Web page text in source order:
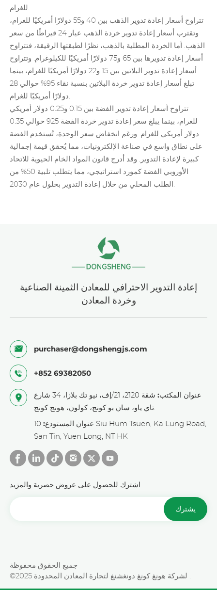
للغرام.
تتراوح أسعار إعادة تدوير الذهب
بين 40 و55 دولارًا أمريكيًا للغرام،
وتقترب أسعار إعادة تدوير خردة الذهب عيار 24 قيراطًا من سعر
الذهب. أما الخردة المطلية بالذهب، نظرًا لطبقتها الرقيقة، فتتراوح
أسعار إعادة تدويرها بين 65 و75 دولارًا أمريكيًا للكيلوغرام. وتتراوح
أسعار
إعادة تدوير البلاتين
بين 15 و22 دولارًا أمريكيًا للغرام، بينما
تبلغ أسعار إعادة تدوير خردة البلاتين بنسبة نقاء 95% حوالي 28
دولارًا أمريكيًا للغرام.
تتراوح أسعار إعادة تدوير الفضة
بين 0.15 و0.25 دولار أمريكي
للغرام، بينما يبلغ سعر إعادة تدوير خردة الفضة 925 حوالي 0.35
دولار أمريكي للغرام. ورغم انخفاض سعر الوحدة، تُستخدم الفضة
على نطاق واسع في صناعة الإلكترونيات، مما يُحقق قيمة إجمالية
كبيرة لإعادة التدوير. وقد أدرج قانون المواد الخام الحيوية للاتحاد
الأوروبي الفضة كمورد استراتيجي، مما يتطلب تلبية 50% من
الطلب المحلي من خلال إعادة التدوير بحلول عام 2030.
إعادة التدوير الاحترافي للمعادن الثمينة الصناعية
وخردة المعادن
purchaser@dongshengjs.com
+852 69382050
عنوان المكتب:
شقة 2120، 21/إف، نيو تك بلازا، 34 شارع
عنوان المستودع: 10 Siu Hum Tsuen, Ka Lung Road,
San Tin, Yuen Long, NT HK
اشترك للحصول على عروض حصرية والمزيد
يشترك
جميع الحقوق محفوظة
©2025 لشركة هونغ كونغ دونغشنغ لتجارة المعادن المحدودة .